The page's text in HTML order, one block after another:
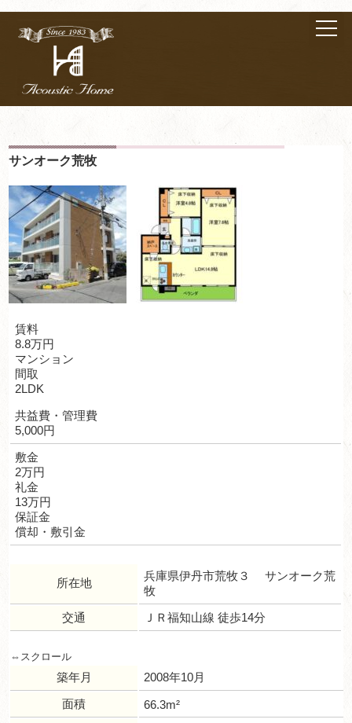
サンオーク荒牧
賃料
8.8万円
マンション
間取
2LDK
共益費・管理費
5,000円
敷金
2万円
礼金
13万円
保証金
償却・敷引金
所在地
兵庫県伊丹市荒牧３ サンオーク荒
牧
交通
ＪＲ福知山線 徒歩14分
築年月
2008年10月
面積
66.3m²